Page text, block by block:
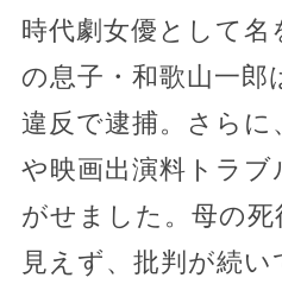
時代劇女優として名
の息子・和歌山一郎
違反で逮捕。さらに
や映画出演料トラブ
がせました。母の
見えず、批判が続い